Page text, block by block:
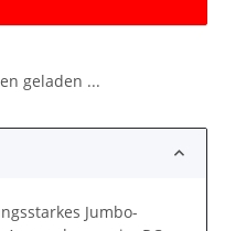
geladen ...
Jumbo-